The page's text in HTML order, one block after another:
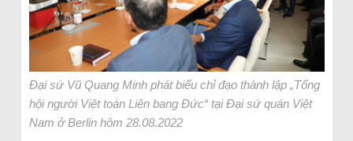
Đại sứ Vũ Quang Minh phát biểu chỉ đạo thành lập „Tổng
hội người Việt toàn Liên bang Đức“ tại Đại sứ quán Việt
Nam ở Berlin hôm 28.08.2022